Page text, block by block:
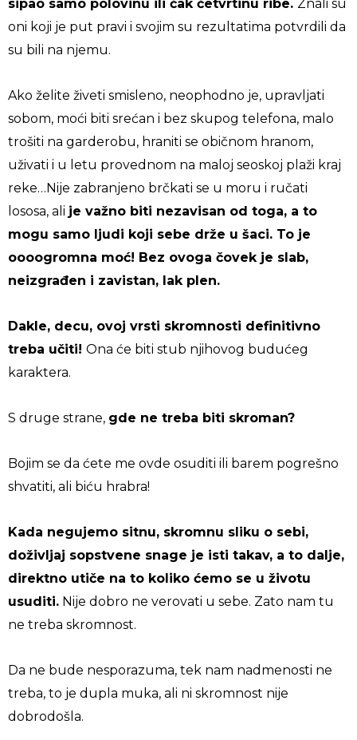
sipao samo polovinu ili čak četvrtinu ribe. Znali su
oni koji je put pravi i svojim su rezultatima potvrdili da
su bili na njemu.
Ako želite živeti smisleno, neophodno je, upravljati
sobom, moći biti srećan i bez skupog telefona, malo
trošiti na garderobu, hraniti se običnom hranom,
uživati i u letu provednom na maloj seoskoj plaži kraj
reke…Nije zabranjeno brčkati se u moru i ručati
lososa, ali je važno biti nezavisan od toga, a to
mogu samo ljudi koji sebe drže u šaci. To je
oooogromna moć! Bez ovoga čovek je slab,
neizgrađen i zavistan, lak plen.
Dakle, decu, ovoj vrsti skromnosti definitivno
treba učiti! Ona će biti stub njihovog budućeg
karaktera.
S druge strane, gde ne treba biti skroman?
Bojim se da ćete me ovde osuditi ili barem pogrešno
shvatiti, ali biću hrabra!
Kada negujemo sitnu, skromnu sliku o sebi,
doživljaj sopstvene snage je isti takav, a to dalje,
direktno utiče na to koliko ćemo se u životu
usuditi. Nije dobro ne verovati u sebe. Zato nam tu
ne treba skromnost.
Da ne bude nesporazuma, tek nam nadmenosti ne
treba, to je dupla muka, ali ni skromnost nije
dobrodošla.